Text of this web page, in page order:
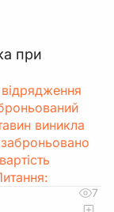
при
виникла
7